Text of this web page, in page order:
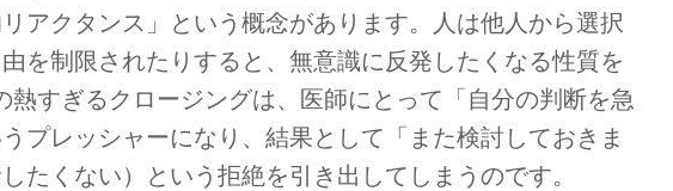
アクタンス」という概念があります。人は他人から選択
を制限されたりすると、無意識に反発したくなる性質を
熱すぎるクロージングは、医師にとって「自分の判断を急
プレッシャーになり、結果として「また検討しておきま
たくない）という拒絶を引き出してしまうのです。